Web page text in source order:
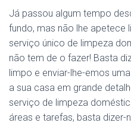
Já passou algum tempo
fundo, mas não lhe apetece
serviço único de limpeza
não tem de o fazer! Basta
limpo e enviar-lhe-emos
a sua casa em grande
serviço de limpeza
áreas e tarefas, basta dizer-